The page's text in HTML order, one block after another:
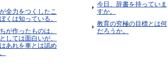
全力をつくしたこ
くは知っている。
が作ったものは、
しては面白いが、
あれを車とは認め
今日、辞書を持っていま
すか。
教育の究極の目標とは何
だろうか。